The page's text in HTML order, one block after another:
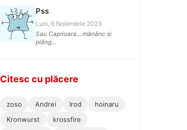
Pss
Luni, 6 Noiembrie 2023
Sau Caprioara....mănânc si
plâng...
Citesc cu plăcere
zoso Andrei Irod
hoinaru
Kronwurst
krossfire